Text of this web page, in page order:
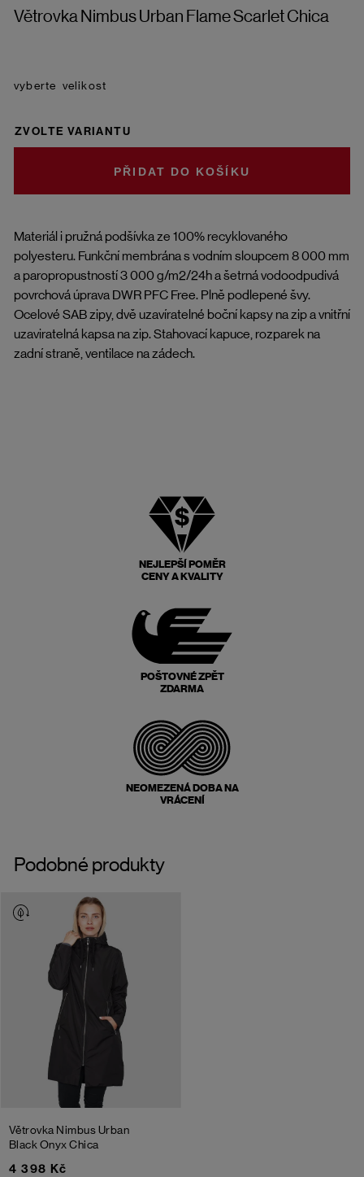
Větrovka Nimbus Urban Flame Scarlet Chica
Materiál i pružná podšívka ze 100% recyklovaného
polyesteru. Funkční membrána s vodním sloupcem 8 000 mm
a paropropustností 3 000 g/m2/24h a šetrná vodoodpudivá
povrchová úprava DWR PFC Free. Plně podlepené švy.
Ocelové SAB zipy, dvě uzavíratelné boční kapsy na zip a vnitřní
uzaviratelná kapsa na zip. Stahovací kapuce, rozparek na
zadní straně, ventilace na zádech.
velikost
ZVOLTE VARIANTU
DO KOŠÍKU
NEJLEPŠÍ POMĚR
CENY A KVALITY
POŠTOVNÉ ZPĚT
ZDARMA
NEOMEZENÁ DOBA NA
VRÁCENÍ
Podobné produkty
Větrovka Nimbus Urban
Black Onyx Chica
4 398 Kč